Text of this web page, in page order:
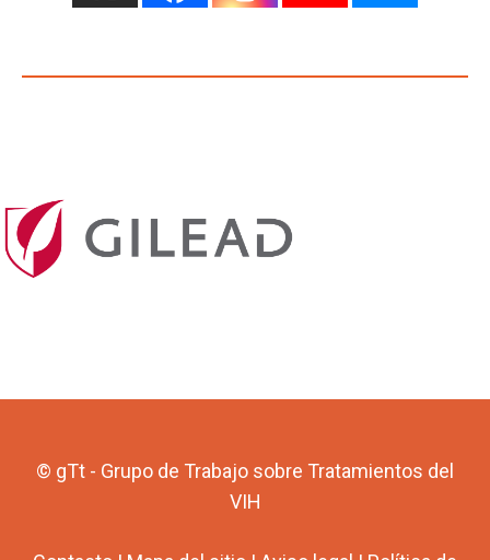
© gTt - Grupo de Trabajo sobre Tratamientos del
VIH